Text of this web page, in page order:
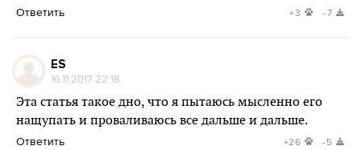
Ответить +3 -7
ES
16.11.2017 22:18
Эта статья такое дно, что я пытаюсь мысленно его
нащупать и проваливаюсь все дальше и дальше.
Ответить +26 -5